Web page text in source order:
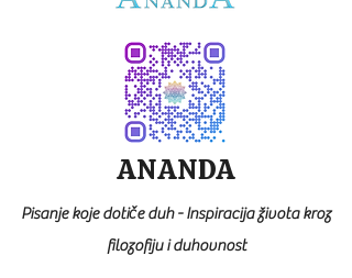
ANANDA
Pisanje koje dotiče duh - Inspiracija života kroz
filozofiju i duhovnost